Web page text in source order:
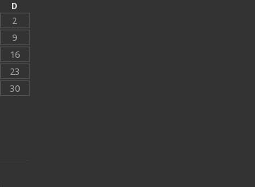
D
2
9
16
23
30